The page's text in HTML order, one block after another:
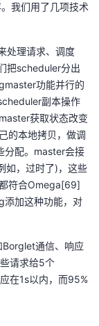
我们用了几项技术
处理请求、调度
把scheduler分出
功能并行的
副本操作
获取状态改变
的本地拷贝，做调
分配。master会接
如，过时了)，这些
符合Omega[69]
添加这种功能，对
Borglet通信、响应
请求给5个
在1s以内，而95%